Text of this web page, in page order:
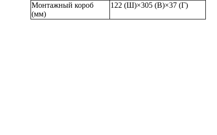
Монтажный короб
(мм)
122 (Ш)×305 (В)×37 (Г)